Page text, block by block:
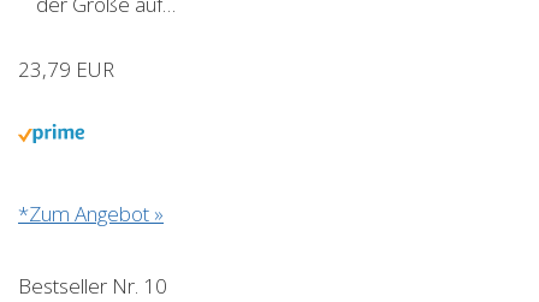
23,79 EUR
*Zum Angebot »
Bestseller Nr. 10